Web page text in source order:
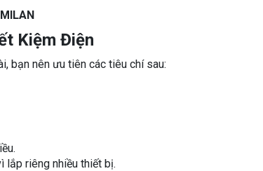
Kiệm Điện
bạn nên ưu tiên các tiêu chí sau:
lắp riêng nhiều thiết bị.